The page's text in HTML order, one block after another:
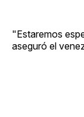
"Estaremos
aseguró el